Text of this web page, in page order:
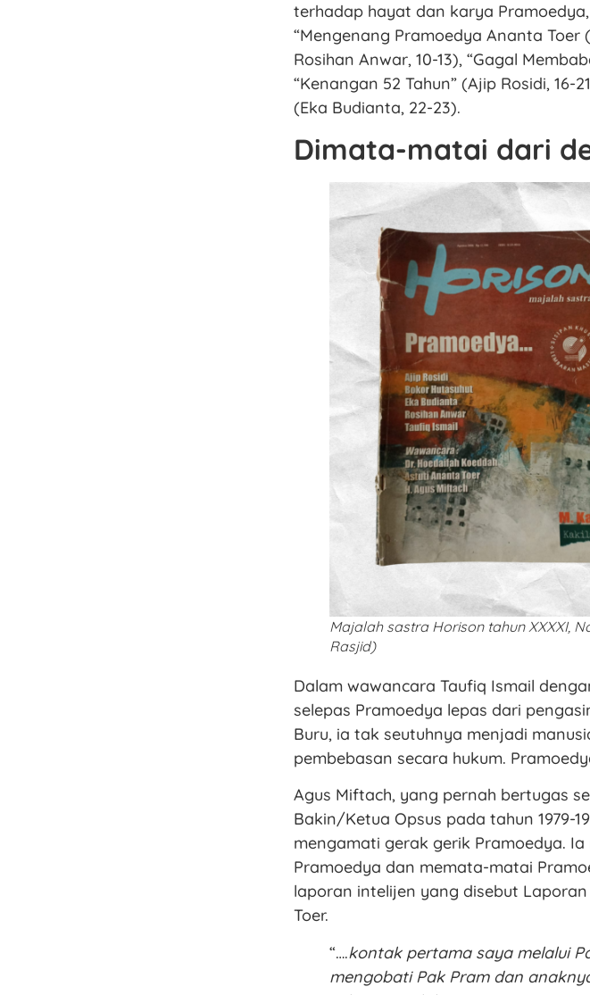
terhadap hayat dan karya
“Mengenang Pramoedya Ananta Toer
Rosihan Anwar, 10-13), “Gagal
“Kenangan 52 Tahun” (Ajip Rosidi,
(Eka Budianta, 22-23).
Dimata-matai dari
Majalah sastra Horison tahun XXXXI,
Rasjid)
Dalam wawancara Taufiq Ismail
selepas Pramoedya lepas dari
Buru, ia tak seutuhnya menjadi
pembebasan secara hukum.
Agus Miftach, yang pernah bertugas
Bakin/Ketua Opsus pada tahun 1979-
mengamati gerak gerik Pramoedya.
Pramoedya dan memata-matai
laporan intelijen yang disebut
Toer.
“….kontak pertama saya melalui
mengobati Pak Pram dan